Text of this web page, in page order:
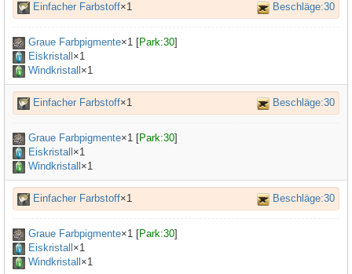
Einfacher Farbstoff×1 Beschläge:30
Graue Farbpigmente×1 [Park:30]
Eiskristall ×1
Windkristall ×1
Einfacher Farbstoff×1 Beschläge:30
Graue Farbpigmente×1 [Park:30]
Eiskristall ×1
Windkristall ×1
Einfacher Farbstoff×1 Beschläge:30
Graue Farbpigmente×1 [Park:30]
Eiskristall ×1
Windkristall ×1